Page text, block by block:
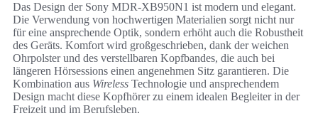
Das Design der Sony MDR-XB950N1 ist modern und elegant.
Die Verwendung von hochwertigen Materialien sorgt nicht nur
für eine ansprechende Optik, sondern erhöht auch die Robustheit
des Geräts. Komfort wird großgeschrieben, dank der weichen
Ohrpolster und des verstellbaren Kopfbandes, die auch bei
längeren Hörsessions einen angenehmen Sitz garantieren. Die
Kombination aus Wireless Technologie und ansprechendem
Design macht diese Kopfhörer zu einem idealen Begleiter in der
Freizeit und im Berufsleben.